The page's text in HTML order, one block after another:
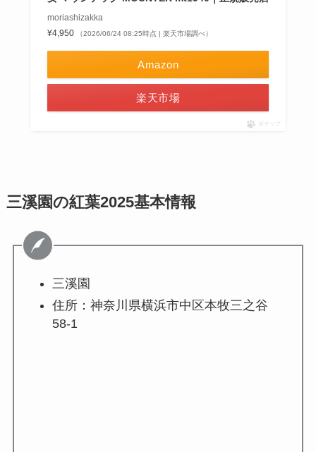
moriashizakka
¥4,950
（2026/06/24 08:25時点 | 楽天市場調べ）
Amazon
楽天市場
ポチップ
三溪園の紅葉2025基本情報
三溪園
住所：神奈川県横浜市中区本牧三之谷
58-1